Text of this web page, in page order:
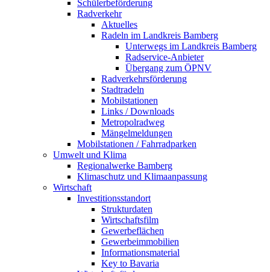
Schülerbeförderung
Radverkehr
Aktuelles
Radeln im Landkreis Bamberg
Unterwegs im Landkreis Bamberg
Radservice-Anbieter
Übergang zum ÖPNV
Radverkehrsförderung
Stadtradeln
Mobilstationen
Links / Downloads
Metropolradweg
Mängelmeldungen
Mobilstationen / Fahrradparken
Umwelt und Klima
Regionalwerke Bamberg
Klimaschutz und Klimaanpassung
Wirtschaft
Investitionsstandort
Strukturdaten
Wirtschaftsfilm
Gewerbeflächen
Gewerbeimmobilien
Informationsmaterial
Key to Bavaria